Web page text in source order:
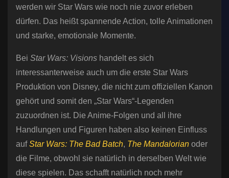
werden wir Star Wars wie noch nie zuvor erleben
dürfen. Das heißt spannende Action, tolle Animationen
und starke, emotionale Momente.
Bei Star Wars: Visions handelt es sich
interessanterweise auch um die erste Star Wars
Produktion von Disney, die nicht zum offiziellen Kanon
gehört und somit den „Star Wars“-Legenden
zuzuordnen ist. Die Anime-Folgen und all ihre
Handlungen und Figuren haben also keinen Einfluss
aufStar Wars: The Bad Batch, The Mandalorian oder
die Filme, obwohl sie natürlich in derselben Welt wie
diese spielen. Das schafft natürlich noch mehr